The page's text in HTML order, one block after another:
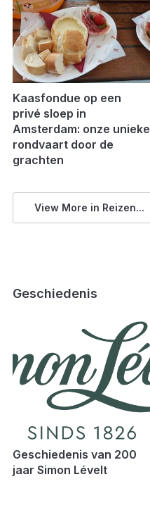
Kaasfondue op een
privé sloep in
Amsterdam: onze unieke
rondvaart door de
grachten
View More in Reizen...
Geschiedenis
Geschiedenis van 200
jaar Simon Lévelt